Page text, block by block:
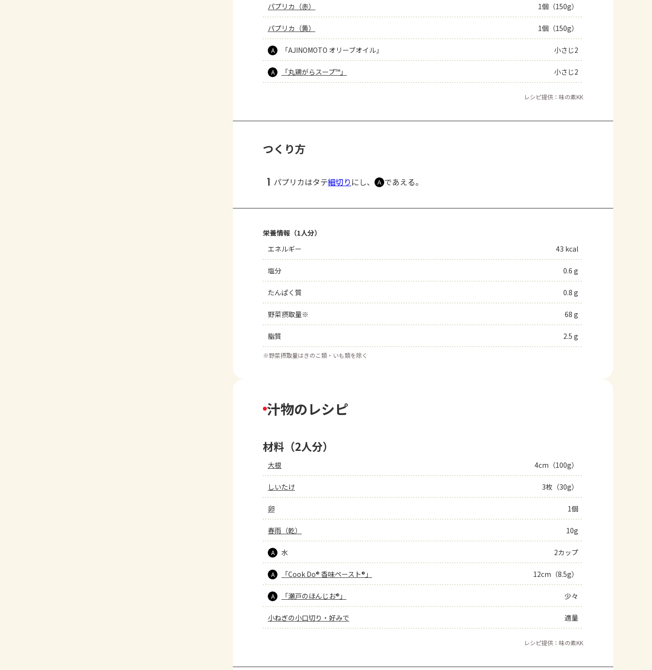
パプリカ（赤） 1個（150g）
パプリカ（黄） 1個（150g）
A 「AJINOMOTO オリーブオイル」 小さじ2
A 「丸鶏がらスープ™」 小さじ2
レシピ提供：味の素KK
つくり方
1 パプリカはタテ細切り にし、 Ａ であえる。
栄養情報（1人分）
エネルギー
43 kcal
塩分 0.6 g
たんぱく質 0.8 g
野菜摂取量※ 68 g
脂質 2.5 g
※野菜摂取量はきのこ類・いも類を除く
汁物のレシピ
材料（2人分）
大根 4cm（100g）
しいたけ 3枚（30g）
卵 1個
春雨（乾） 10g
A 水 2カップ
A 「Cook Do® 香味ペースト®」 12cm（8.5g）
A 「瀬戸のほんじお®」 少々
小ねぎの小口切り・好みで 適量
レシピ提供：味の素KK